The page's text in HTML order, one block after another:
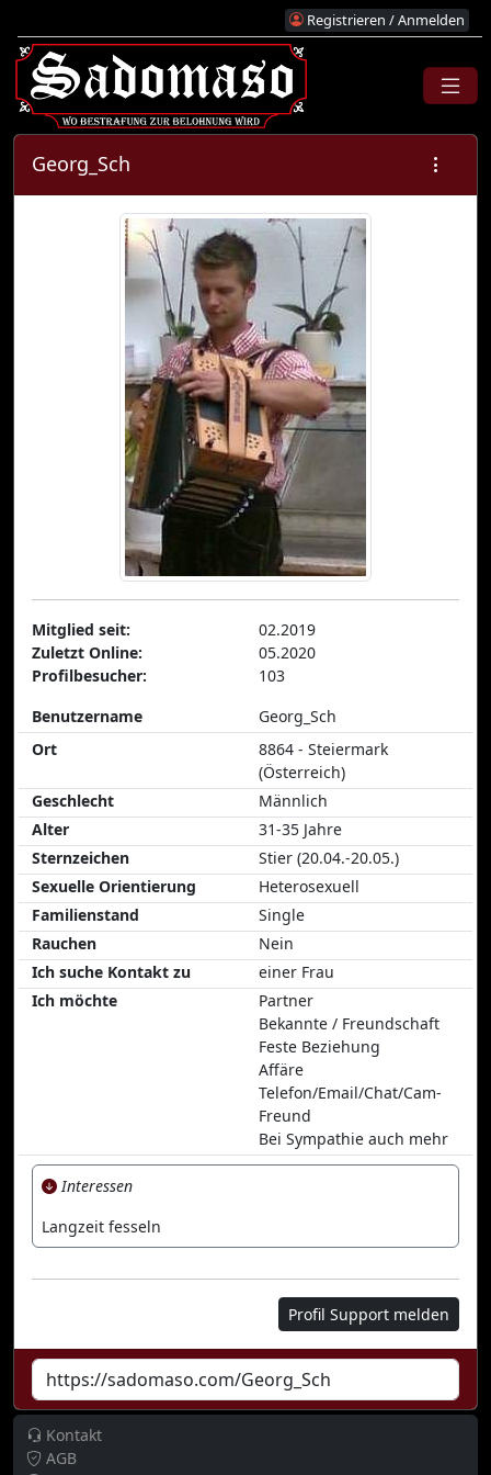
Registrieren / Anmelden
Georg_Sch
Mitglied seit:
02.2019
Zuletzt Online:
05.2020
Profilbesucher:
103
Benutzername
Georg_Sch
Ort
8864 - Steiermark
(Österreich)
Geschlecht
Männlich
Alter
31-35 Jahre
Sternzeichen
Stier (20.04.-20.05.)
Sexuelle Orientierung
Heterosexuell
Familienstand
Single
Rauchen
Nein
Ich suche Kontakt zu
einer Frau
Ich möchte
Partner
Bekannte / Freundschaft
Feste Beziehung
Affäre
Telefon/Email/Chat/Cam-
Freund
Bei Sympathie auch mehr
Interessen
Langzeit fesseln
Profil Support melden
Kontakt
AGB